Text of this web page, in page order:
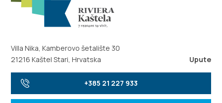
Villa Nika, Kamberovo šetalište 30
21216 Kaštel Stari, Hrvatska
Upute
+385 21 227 933